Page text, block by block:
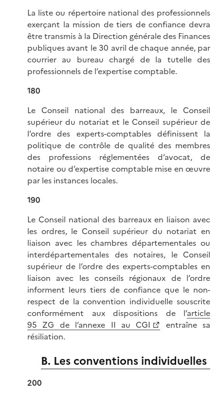
La liste ou répertoire national des professionnels
exerçant la mission de tiers de confiance devra
être transmis à la Direction générale des Finances
publiques avant le 30 avril de chaque année, par
courrier au bureau chargé de la tutelle des
professionnels de l’expertise comptable.
180
Le Conseil national des barreaux, le Conseil
supérieur du notariat et le Conseil supérieur de
l’ordre des experts-comptables définissent la
politique de contrôle de qualité des membres
des professions réglementées d’avocat, de
notaire ou d’expertise comptable mise en œuvre
par les instances locales.
190
Le Conseil national des barreaux en liaison avec
les ordres, le Conseil supérieur du notariat en
liaison avec les chambres départementales ou
interdépartementales des notaires, le Conseil
supérieur de l’ordre des experts-comptables en
liaison avec les conseils régionaux de l’ordre
informent leurs tiers de confiance que le non-
respect de la convention individuelle souscrite
conformément aux dispositions de l’article
95 ZG de l’annexe II au CGI
entraîne sa
résiliation.
B. Les conventions individuelles
200